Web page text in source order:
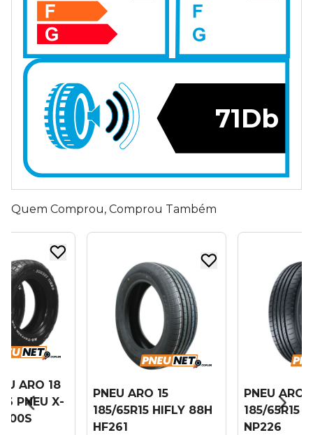
71Db
Quem Comprou, Comprou Também
ARO 18
PNEU X-
100S
PNEU ARO 15
185/65R15 HIFLY 88H
HF261
PNEU ARO
185/65R15
NP226